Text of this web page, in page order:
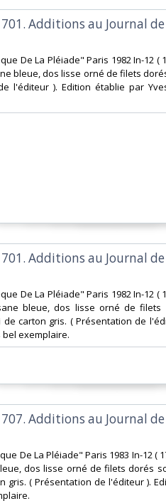
Additions au Journal
De La Pléiade" Paris 1982 In-12 (
bleue, dos lisse orné de filets
l'éditeur ). Edition établie par Yves
Additions au Journal
De La Pléiade" Paris 1982 In-12 (
bleue, dos lisse orné de
carton gris. ( Présentation de
bel exemplaire.‎
Additions au Journal
De La Pléiade" Paris 1983 In-12 (
dos lisse orné de filets dorés
gris. ( Présentation de l'éditeur ).